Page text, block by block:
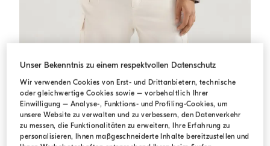
Blouson aus Köper Hellbraun
Blouson aus Köper
CHF 3.000,00
MEDITERRANEA
Unser Bekenntnis zu einem respektvollen Datenschutz
Wir verwenden Cookies von Erst- und Drittanbietern, technische
oder gleichwertige Cookies sowie – vorbehaltlich Ihrer
Einwilligung – Analyse-, Funktions- und Profiling-Cookies, um
unsere Website zu verwalten und zu verbessern, den Datenverkehr
zu messen, die Funktionalitäten zu erweitern, Ihre Erfahrung zu
personalisieren, Ihnen maßgeschneiderte Inhalte bereitzustellen und